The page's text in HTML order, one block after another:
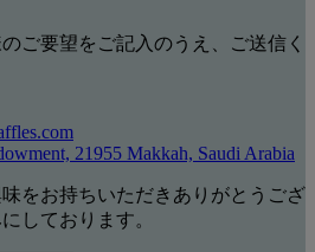
ご要望をご記入のうえ、ご送信く
21955 Makkah, Saudi Arabia
をお持ちいただきありがとうござ
しております。